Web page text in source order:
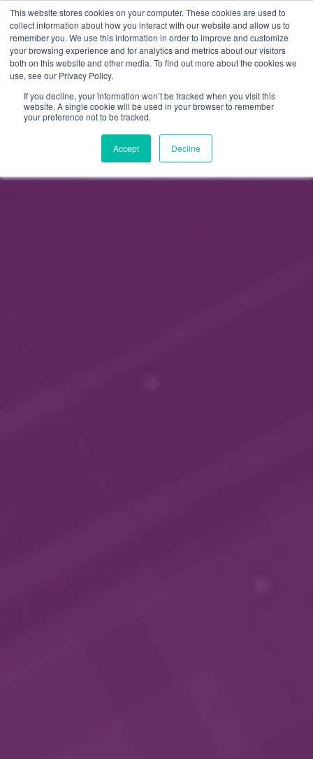
This website stores cookies on your computer. These cookies are used to
collect information about how you interact with our website and allow us to
remember you. We use this information in order to improve and customize
your browsing experience and for analytics and metrics about our visitors
both on this website and other media. To find out more about the cookies we
use, see our Privacy Policy.
If you decline, your information won’t be tracked when you visit this
website. A single cookie will be used in your browser to remember
your preference not to be tracked.
Accept Decline
FI
EN